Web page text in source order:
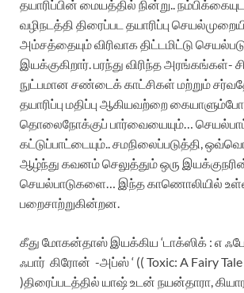
தயாரிப்பின் மையத்தில் நின்று..
வழிநடத்தி திரைப்பட தயாரிப்பு
அம்சத்தையும் விரிவாக திட்டமிட்டு
இயக்குகிறார். பரந்து விரிந்த அரங்கங்கள்-
நுட்பமான சண்டைக் காட்சிகள் மற்றும்
தயாரிப்பு மதிப்பு ஆகியவற்றை
தொலைநோக்குப் பார்வையையும்…
கட்டுப்பாட்டையும்.. சமநிலைப்படுத்தி,
ஆழ்ந்து கவனம் செலுத்தும் ஒரு
செயல்பாடுகளை… இந்த காணொலியில்
பறைசாற்றுகின்றன.
கீது மோகன்தாஸ் இயக்கிய ‘டாக்ஸிக் : எ
ஃபார் கிரோன் -அப்ஸ் ‘ (( Toxic: A Fairy
)திரைப்படத்தில் யாஷ் உடன் நயன்தாரா,